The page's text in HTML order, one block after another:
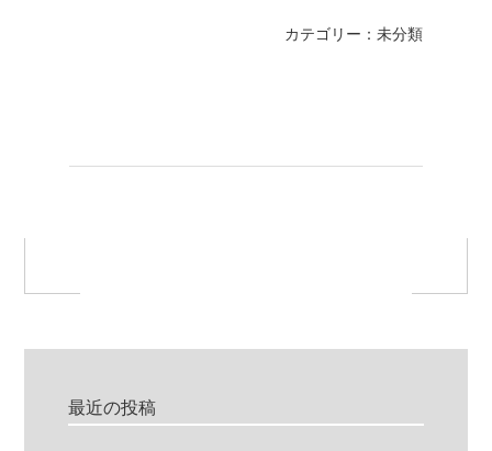
カテゴリー：未分類
最近の投稿